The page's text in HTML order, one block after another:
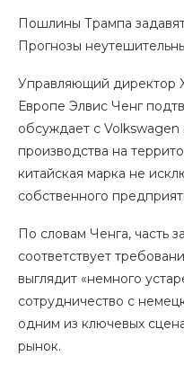
Пошлины Трампа
Прогнозы
Управляющий директор
Европе Элвис Ченг
обсуждает с
производства на
китайская марка не
собственного
По словам Ченга, часть
соответствует
выглядит «немного
сотрудничество с
одним из ключевых
рынок.